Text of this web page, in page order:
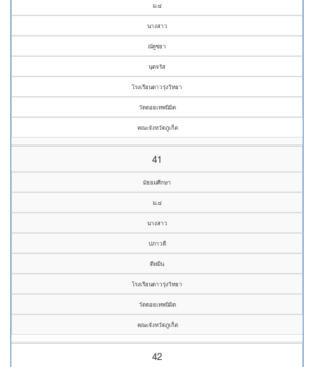
ม.๔
นางสาว
ณัฐชยา
นุตจรัส
โรงเรียนดาวรุ่งวิทยา
วัดดอยเทพนิมิต
คณะจังหวัดภูเก็ต
41
มัธยมศึกษา
ม.๔
นางสาว
ปภาวดี
ดีหมีน
โรงเรียนดาวรุ่งวิทยา
วัดดอยเทพนิมิต
คณะจังหวัดภูเก็ต
42